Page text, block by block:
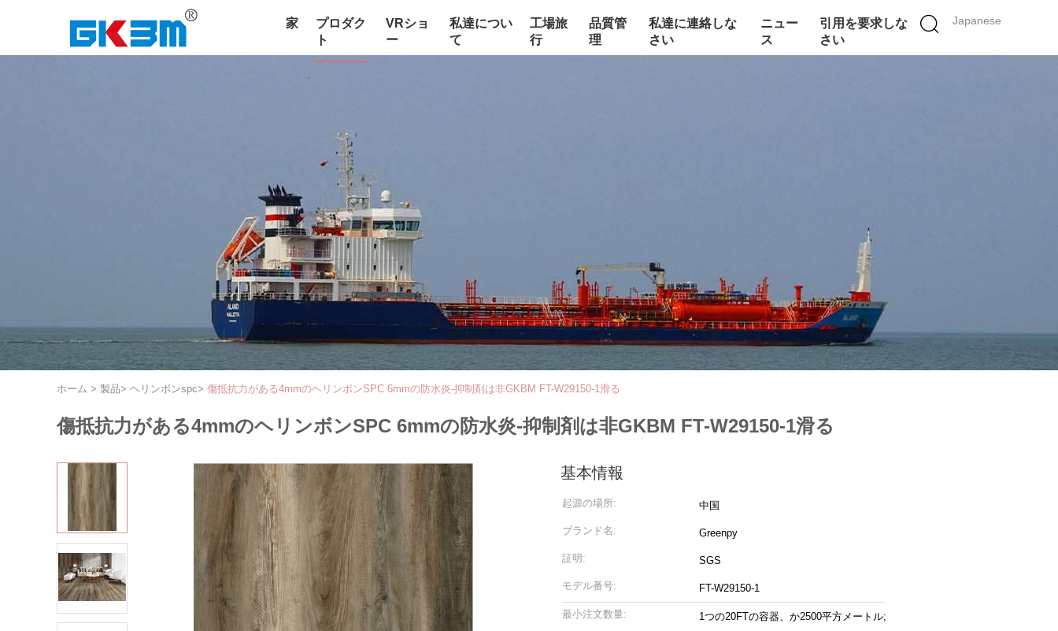
Japanese
家
プロダク
ト
VRショ
ー
私達につい
て
工場旅
行
品質管
理
私達に連絡しな
さい
ニュー
ス
引用を要求しな
さい
ホーム > 製品> ヘリンボンspc> 傷抵抗力がある4mmのヘリンボンSPC 6mmの防水炎-抑制剤は非GKBM FT-W29150-1滑る
傷抵抗力がある4mmのヘリンボンSPC 6mmの防水炎-抑制剤は非GKBM FT-W29150-1滑る
基本情報
起源の場所: 中国
ブランド名: Greenpy
証明: SGS
モデル番号: FT-W29150-1
最小注文数量: 1つの20FTの容器、か2500平方メートル;